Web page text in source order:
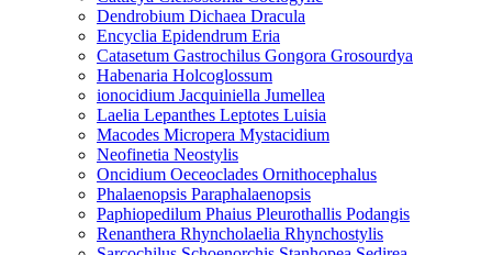
Dendrobium Dichaea Dracula
Encyclia Epidendrum Eria
Catasetum Gastrochilus Gongora Grosourdya
Habenaria Holcoglossum
ionocidium Jacquiniella Jumellea
Laelia Lepanthes Leptotes Luisia
Macodes Micropera Mystacidium
Neofinetia Neostylis
Oncidium Oeceoclades Ornithocephalus
Phalaenopsis Paraphalaenopsis
Paphiopedilum Phaius Pleurothallis Podangis
Renanthera Rhyncholaelia Rhynchostylis